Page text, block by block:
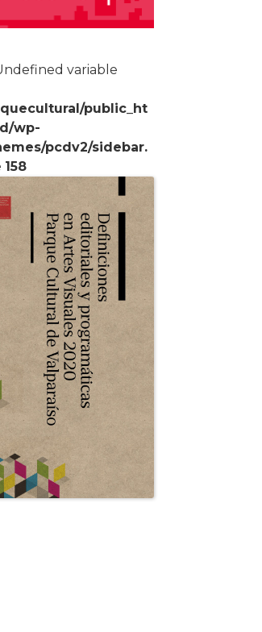
variable
public_ht
wp-
pcdv2/sidebar.
158